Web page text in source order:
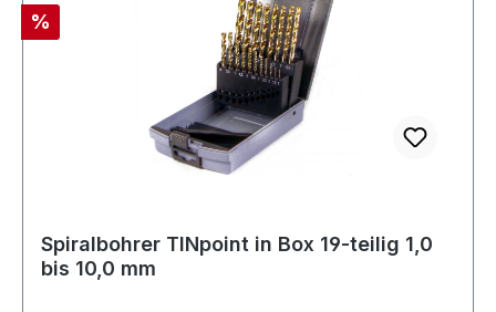
Rabatt
%
Spiralbohrer TINpoint in Box 19-teilig 1,0
bis 10,0 mm